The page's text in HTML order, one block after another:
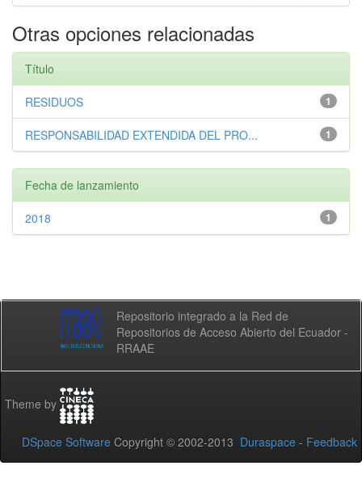
Otras opciones relacionadas
Título
1
RESIDUOS
1
RESPONSABILIDAD EXTENDIDA DEL PRO...
Fecha de lanzamiento
1
2018
Repositorio integrado a la Red de
Repositorios de Acceso Abierto del Ecuador -
RRAAE
Theme by
DSpace Software Copyright © 2002-2013 Duraspace - Feedback